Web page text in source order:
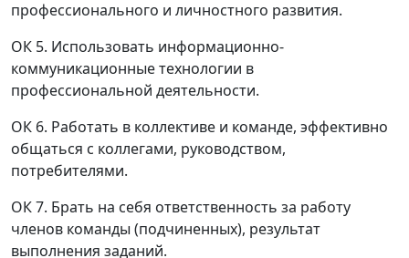
профессионального и личностного развития.
ОК 5. Использовать информационно-
коммуникационные технологии в
профессиональной деятельности.
ОК 6. Работать в коллективе и команде, эффективно
общаться с коллегами, руководством,
потребителями.
ОК 7. Брать на себя ответственность за работу
членов команды (подчиненных), результат
выполнения заданий.